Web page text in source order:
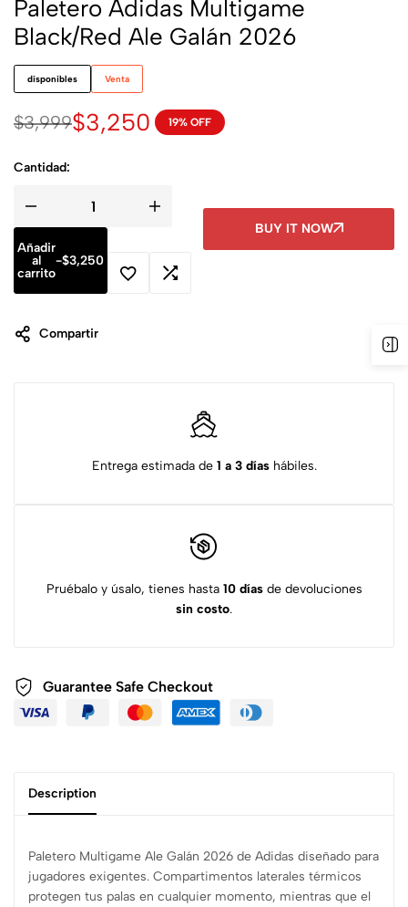
Paletero Adidas Multigame
Black/Red Ale Galán 2026
disponibles Venta
$3,999$3,250 19% OFF
Cantidad:
Añadir
al
carrito
-$3,250
BUY IT NOW
Compartir
Entrega estimada de 1 a 3 díashábiles.
Pruébalo y úsalo, tienes hasta 10 díasde devoluciones
sin costo.
Guarantee Safe Checkout
Description
Paletero Multigame Ale Galán 2026 de Adidas diseñado para
jugadores exigentes. Compartimentos laterales térmicos
protegen tus palas en cualquier momento, mientras que el